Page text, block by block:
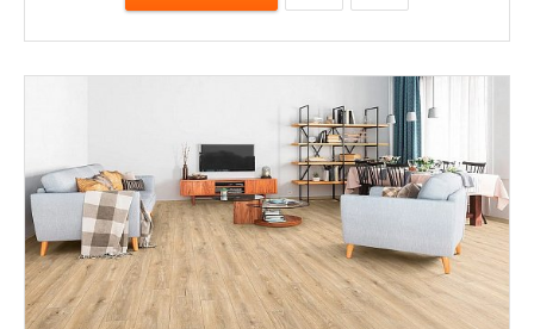
Розміри: 1285х192х8;
Стилі: